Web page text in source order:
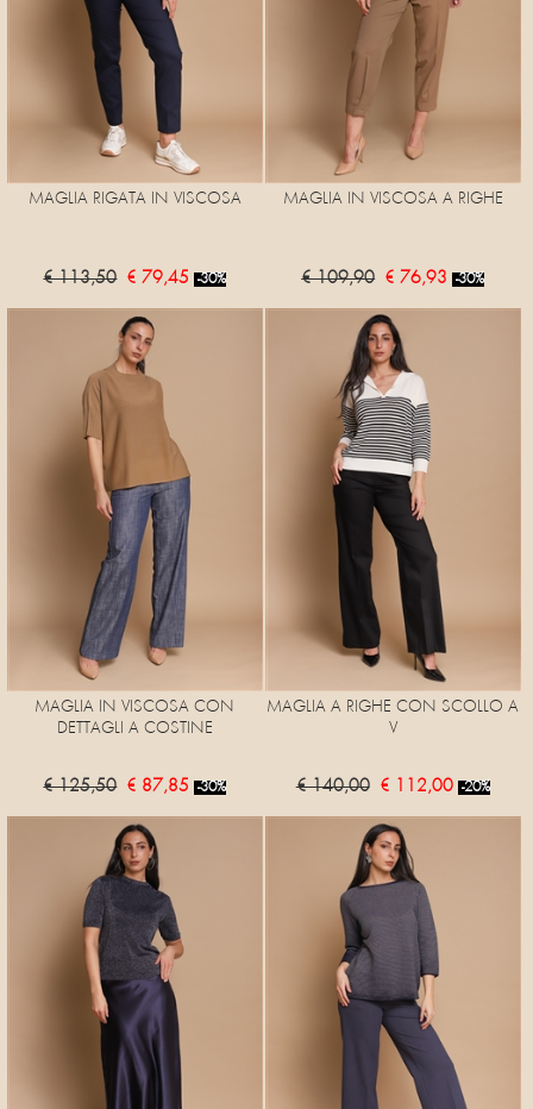
MAGLIA RIGATA IN VISCOSA
€ 113,50 € 79,45 -30%
MAGLIA IN VISCOSA A RIGHE
€ 109,90 € 76,93 -30%
MAGLIA IN VISCOSA CON
DETTAGLI A COSTINE
€ 125,50 € 87,85 -30%
MAGLIA A RIGHE CON SCOLLO A
V
€ 140,00 € 112,00 -20%